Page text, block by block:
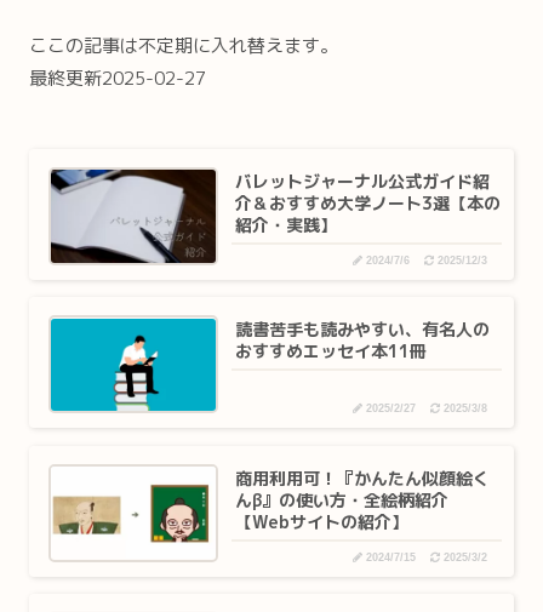
ここの記事は不定期に入れ替えます。
最終更新2025-02-27
バレットジャーナル公式ガイド紹
介＆おすすめ大学ノート3選【本の
紹介・実践】
2024/7/6 2025/12/3
読書苦手も読みやすい、有名人の
おすすめエッセイ本11冊
2025/2/27 2025/3/8
商用利用可！『かんたん似顔絵く
んβ』の使い方・全絵柄紹介
【Webサイトの紹介】
2024/7/15 2025/3/2